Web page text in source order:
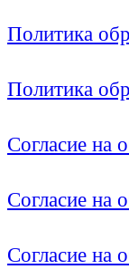
Политика
Политика
Согласие на
Согласие на
Согласие на